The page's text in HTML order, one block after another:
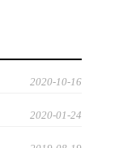
2020-10-16
2020-01-24